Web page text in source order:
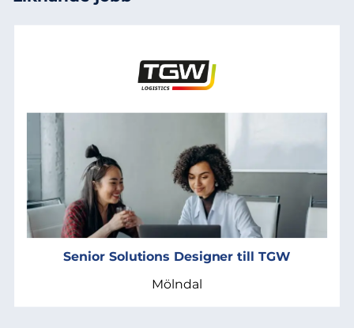
Senior Solutions Designer till TGW
Mölndal